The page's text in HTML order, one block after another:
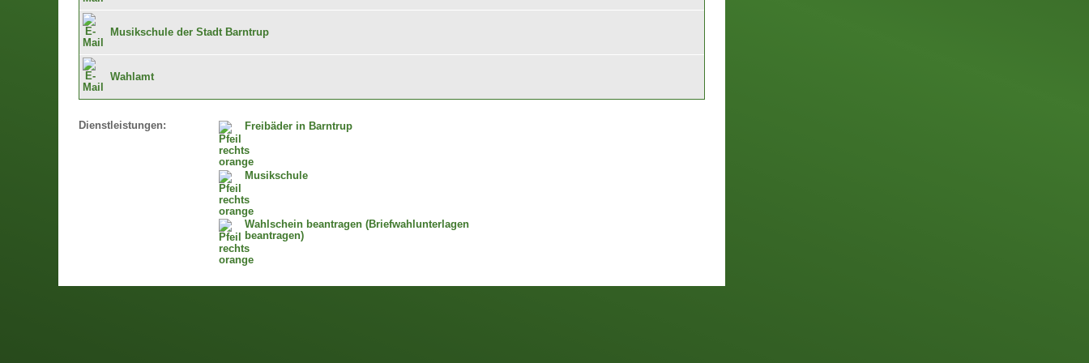
Musikschule der Stadt Barntrup
Wahlamt
Dienstleistungen: Freibäder in Barntrup
Musikschule
Wahlschein beantragen (Briefwahlunterlagen
beantragen)